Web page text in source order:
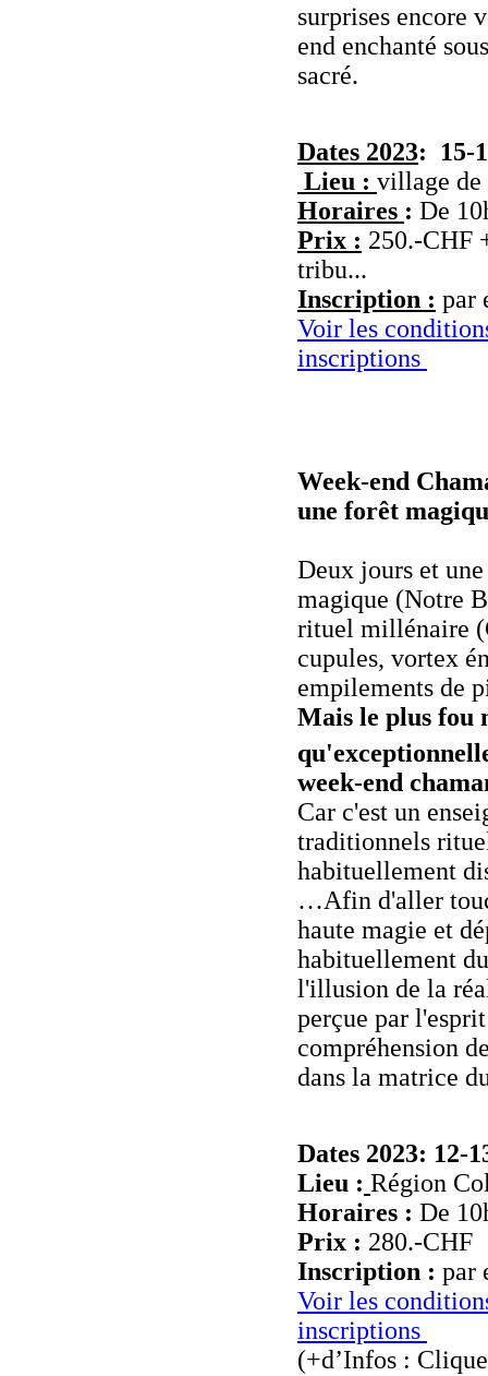
surprises encore
end enchanté
sacré.
Dates 2023: 15-
Lieu : village
Horaires : De
Prix : 250.-CHF
tribu...
Inscription : par
Voir les
inscriptions
Week-end
une forêt
Deux jours et
magique (Notre
rituel millénaire
cupules, vortex
empilements de
Mais le plus fou
week-end
Car c'est un
traditionnels
habituellement
…Afin d'aller
haute magie et
habituellement
l'illusion de la
perçue par
compréhension
dans la matrice
Dates 2023: 12-
Lieu : Région
Horaires : De
Prix : 280.-CHF
Inscription : par
Voir les
inscriptions
(+d’Infos :